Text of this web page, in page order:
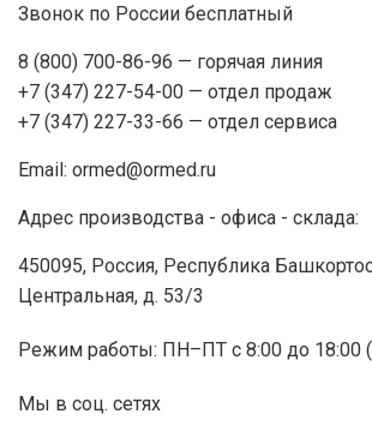
Звонок по России бесплатный
8 (800) 700-86-96 — горячая линия
+7 (347) 227-54-00 — отдел продаж
+7 (347) 227-33-66 — отдел сервиса
Email: ormed@ormed.ru
Адрес производства - офиса - склада:
450095, Россия, Республика
Центральная, д. 53/3
Режим работы: ПН–ПТ с 8:00 до 18:00
Мы в соц. сетях